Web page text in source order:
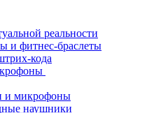
реальности
и фитнес-браслеты
кода
и микрофоны
наушники